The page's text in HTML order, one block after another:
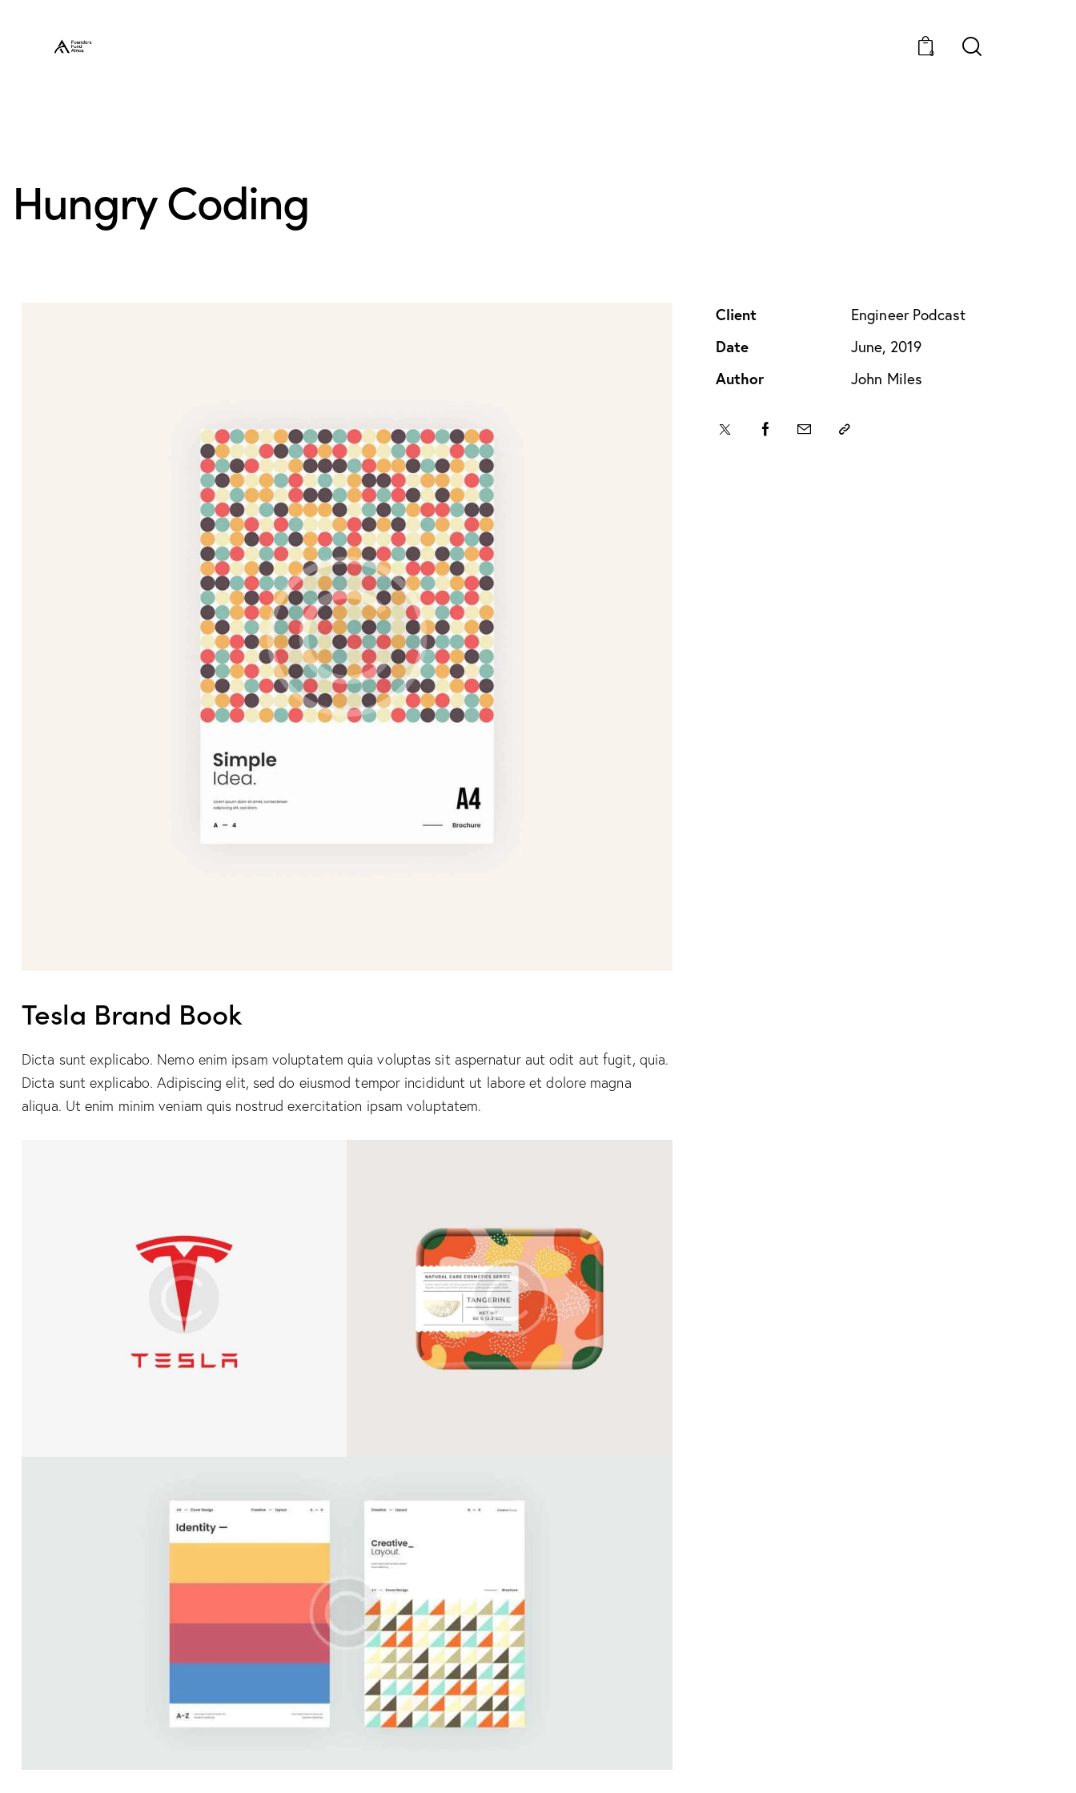
0
Hungry Coding
Tesla Brand Book
Dicta sunt explicabo. Nemo enim ipsam voluptatem quia voluptas sit aspernatur aut odit aut fugit, quia.
Dicta sunt explicabo. Adipiscing elit, sed do eiusmod tempor incididunt ut labore et dolore magna
aliqua. Ut enim minim veniam quis nostrud exercitation ipsam voluptatem.
Client
Engineer Podcast
Date
June, 2019
Author
John Miles